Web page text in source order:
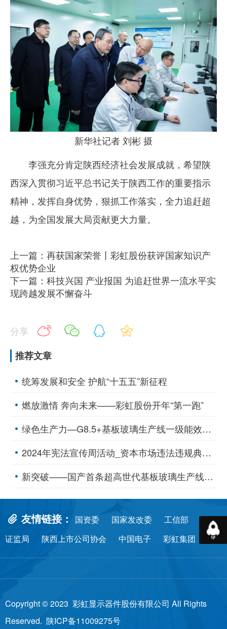
新华社记者 刘彬 摄
李强充分肯定陕西经济社会发展成就，希望陕
西深入贯彻习近平总书记关于陕西工作的重要指示
精神，发挥自身优势，狠抓工作落实，全力追赶超
越，为全国发展大局贡献更大力量。
上一篇：再获国家荣誉丨彩虹股份获评国家知识产
权优势企业
下一篇：科技兴国 产业报国 为追赶世界一流水平实
现跨越发展不懈奋斗
分享
推荐文章
统筹发展和安全 护航“十五五”新征程
燃放激情 奔向未来——彩虹股份开年“第一跑”
绿色生产力—G8.5+基板玻璃生产线一级能效空压站、一级高效制冷站挂牌
2024年宪法宣传周活动_资本市场违法违规典型案例
新突破——国产首条超高世代基板玻璃生产线点火投产
友情链接： 国资委 国家发改委 工信部
陕西
证监局
陕西上市公司协会 中国电子 彩虹集团
Copyright © 2023 彩虹显示器件股份有限公司 All Rights
Reserved. 陕ICP备11009275号
返回